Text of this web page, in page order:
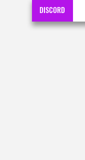
DISCORD